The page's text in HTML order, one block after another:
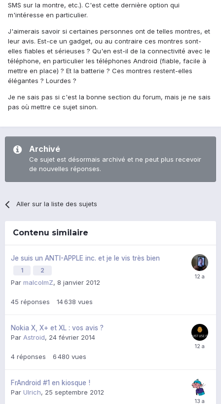
SMS sur la montre, etc.). C'est cette dernière option qui
m'intéresse en particulier.
J'aimerais savoir si certaines personnes ont de telles montres, et
leur avis. Est-ce un gadget, ou au contraire ces montres sont-
elles fiables et sérieuses ? Qu'en est-il de la connectivité avec le
téléphone, en particulier les téléphones Android (fiable, facile à
mettre en place) ? Et la batterie ? Ces montres restent-elles
élégantes ? Lourdes ?
Je ne sais pas si c'est la bonne section du forum, mais je ne sais
pas où mettre ce sujet sinon.
Archivé
Ce sujet est désormais archivé et ne peut plus recevoir
de nouvelles réponses.
Aller sur la liste des sujets
Contenu similaire
Je suis un ANTI-APPLE inc. et je le vis très bien
1 2
Par malcolmZ, 8 janvier 2012
45 réponses 14 638 vues
Nokia X, X+ et XL : vos avis ?
Par Astroid, 24 février 2014
4 réponses 6 480 vues
FrAndroid #1 en kiosque !
Par Ulrich, 25 septembre 2012